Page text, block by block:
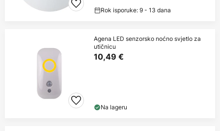
Rok isporuke: 9 - 13 dana
Agena LED senzorsko noćno svjetlo za
utičnicu
10,49 €
Na lageru